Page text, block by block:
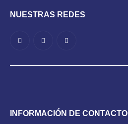
NUESTRAS REDES
INFORMACIÓN DE CONTACTO